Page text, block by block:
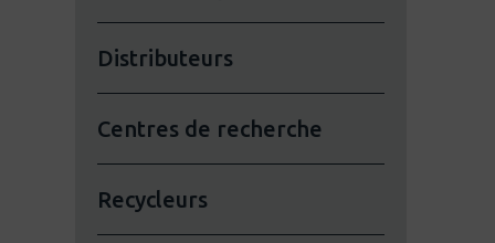
Distributeurs
Centres de recherche
Recycleurs